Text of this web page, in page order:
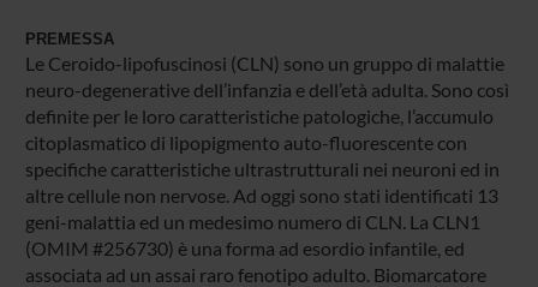
PREMESSA
Le Ceroido-lipofuscinosi (CLN) sono un gruppo di malattie
neuro-degenerative dell’infanzia e dell’età adulta. Sono così
definite per le loro caratteristiche patologiche, l’accumulo
citoplasmatico di lipopigmento auto-fluorescente con
specifiche caratteristiche ultrastrutturali nei neuroni ed in
altre cellule non nervose. Ad oggi sono stati identificati 13
geni-malattia ed un medesimo numero di CLN. La CLN1
(OMIM #256730) è una forma ad esordio infantile, ed
associata ad un assai raro fenotipo adulto. Biomarcatore